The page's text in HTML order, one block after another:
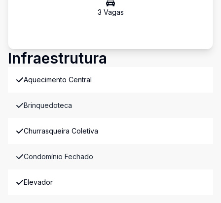
3 Vagas
Infraestrutura
Aquecimento Central
Brinquedoteca
Churrasqueira Coletiva
Condomínio Fechado
Elevador